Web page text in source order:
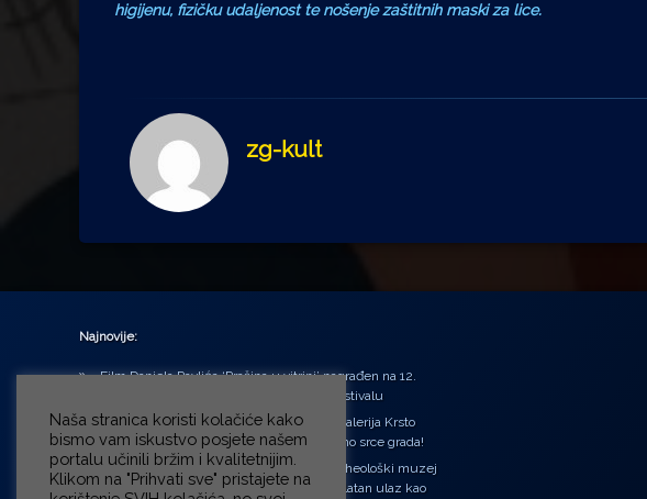
higijenu, fizičku udaljenost te nošenje zaštitnih maski za lice.
zg-kult
Najnovije:
Film Daniela Pavlića ‘Prašina u vitrini’ nagrađen na 12.
Green Montenegro International Film Festivalu
U središtu Petrinje otvorena obnovljena Galerija Krsto
Hegedušić: Kultura vraćena kući, u samo srce grada!
Od petka do nedjelje (31.7. – 2.8.2026.) Arheološki muzej
u Zagrebu otvara vrata građanima: Besplatan ulaz kao
Naša stranica koristi kolačiće kako
bismo vam iskustvo posjete našem
portalu učinili bržim i kvalitetnijim.
Klikom na "Prihvati sve" pristajete na